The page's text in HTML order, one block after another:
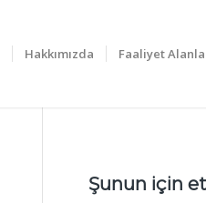
Hakkımızda Faaliyet
Şunun için